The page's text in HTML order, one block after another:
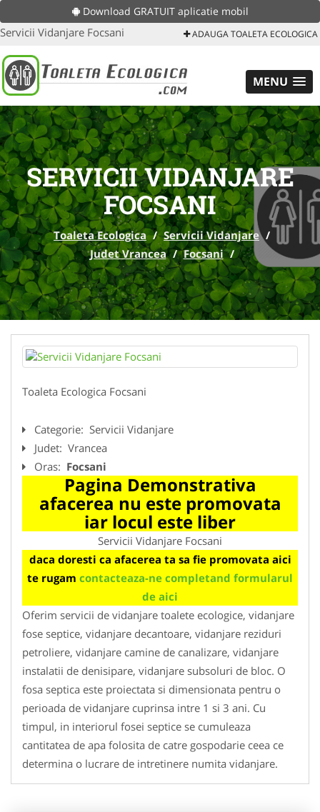
Download GRATUIT aplicatie mobil
Servicii Vidanjare Focsani ADAUGA TOALETA ECOLOGICA
MENU
SERVICII VIDANJARE
FOCSANI
Toaleta Ecologica / Servicii Vidanjare /
Judet Vrancea / Focsani /
Toaleta Ecologica Focsani
Categorie: Servicii Vidanjare
Judet: Vrancea
Oras: Focsani
Pagina Demonstrativa
afacerea nu este promovata
iar locul este liber
Servicii Vidanjare Focsani
daca doresti ca afacerea ta sa fie promovata aici
te rugam contacteaza-ne completand formularul
de aici
Oferim servicii de vidanjare toalete ecologice, vidanjare
fose septice, vidanjare decantoare, vidanjare reziduri
petroliere, vidanjare camine de canalizare, vidanjare
instalatii de denisipare, vidanjare subsoluri de bloc. O
fosa septica este proiectata si dimensionata pentru o
perioada de vidanjare cuprinsa intre 1 si 3 ani. Cu
timpul, in interiorul fosei septice se cumuleaza
cantitatea de apa folosita de catre gospodarie ceea ce
determina o lucrare de intretinere numita vidanjare.